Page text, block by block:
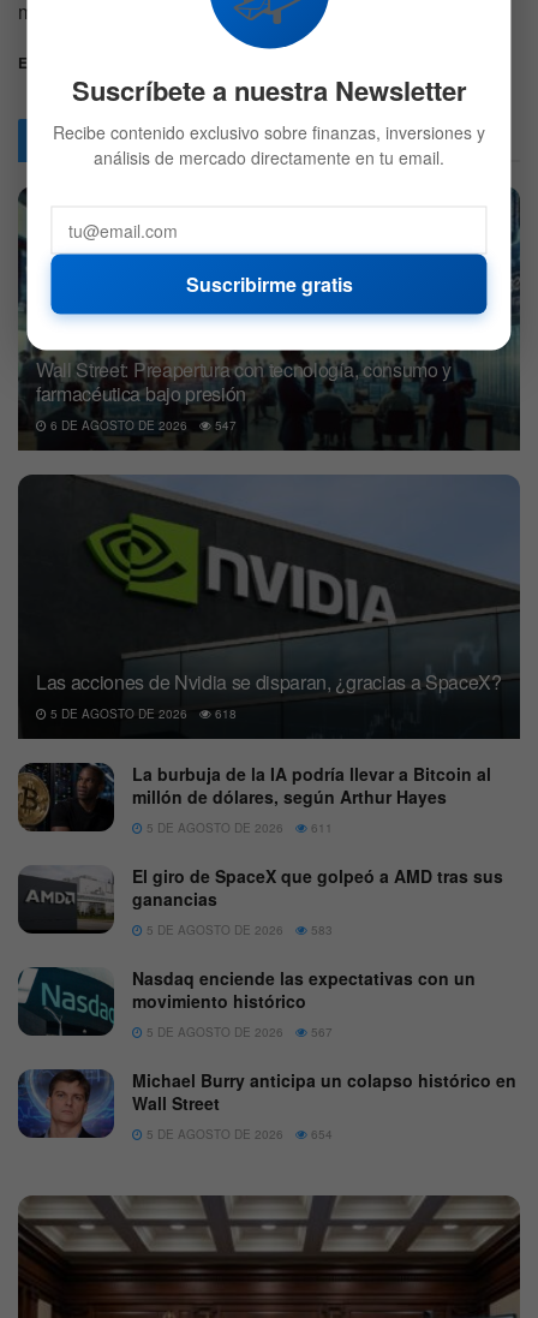
masiva de las criptomonedas en la economía global.
Etiquetas:
ArticulosRelacionados
Wall Street: Preapertura con tecnología, consumo y
farmacéutica bajo presión
6 DE AGOSTO DE 2026 547
Las acciones de Nvidia se disparan, ¿gracias a SpaceX?
5 DE AGOSTO DE 2026 618
La burbuja de la IA podría llevar a Bitcoin al
millón de dólares, según Arthur Hayes
5 DE AGOSTO DE 2026 611
El giro de SpaceX que golpeó a AMD tras sus
ganancias
5 DE AGOSTO DE 2026 583
Nasdaq enciende las expectativas con un
movimiento histórico
5 DE AGOSTO DE 2026 567
Michael Burry anticipa un colapso histórico en
Wall Street
5 DE AGOSTO DE 2026 654
Suscríbete a nuestra Newsletter
Recibe contenido exclusivo sobre finanzas, inversiones y
análisis de mercado directamente en tu email.
Suscribirme gratis